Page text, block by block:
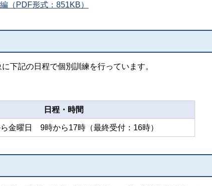
（PDF形式：851KB）
下記の日程で個別訓練を行っています。
日程・時間
ら金曜日 9時から17時（最終受付：16時）